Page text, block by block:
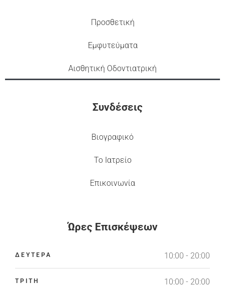
Προσθετική
Εμφυτεύματα
Αισθητική Οδοντιατρική
Συνδέσεις
Βιογραφικό
Το Ιατρείο
Επικοινωνία
Ώρες Επισκέψεων
ΔΕΥΤΕΡΑ 10:00 - 20:00
ΤΡΙΤΗ 10:00 - 20:00